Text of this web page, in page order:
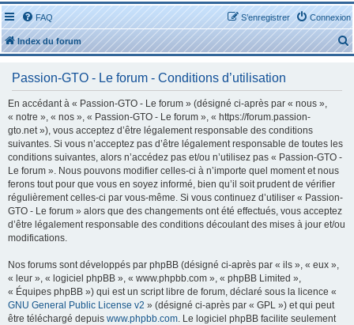
FAQ Connexion
S’enregistrer
Index du forum
e
Passion-GTO - Le forum - Conditions d’utilisation
En accédant à « Passion-GTO - Le forum » (désigné ci-après par « nous »,
« notre », « nos », « Passion-GTO - Le forum », « https://forum.passion-
gto.net »), vous acceptez d’être légalement responsable des conditions
suivantes. Si vous n’acceptez pas d’être légalement responsable de toutes les
conditions suivantes, alors n’accédez pas et/ou n’utilisez pas « Passion-GTO -
Le forum ». Nous pouvons modifier celles-ci à n’importe quel moment et nous
ferons tout pour que vous en soyez informé, bien qu’il soit prudent de vérifier
régulièrement celles-ci par vous-même. Si vous continuez d’utiliser « Passion-
GTO - Le forum » alors que des changements ont été effectués, vous acceptez
d’être légalement responsable des conditions découlant des mises à jour et/ou
modifications.
Nos forums sont développés par phpBB (désigné ci-après par « ils », « eux »,
« leur », « logiciel phpBB », « www.phpbb.com », « phpBB Limited »,
« Équipes phpBB ») qui est un script libre de forum, déclaré sous la licence «
GNU General Public License v2 » (désigné ci-après par « GPL ») et qui peut
être téléchargé depuis www.phpbb.com. Le logiciel phpBB facilite seulement